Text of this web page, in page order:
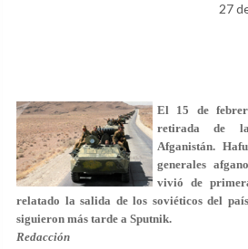
27
El 15 de
retirada de
Afganistán.
generales
vivió de
relatado la salida de los soviéticos del
siguieron más tarde a Sputnik.
Redacción